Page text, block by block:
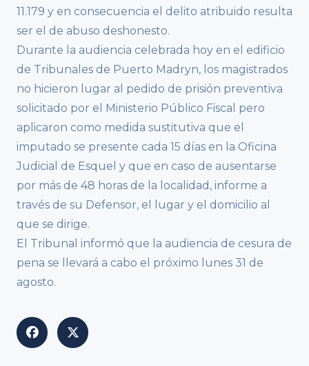
11.179 y en consecuencia el delito atribuido resulta
ser el de abuso deshonesto.
Durante la audiencia celebrada hoy en el edificio
de Tribunales de Puerto Madryn, los magistrados
no hicieron lugar al pedido de prisión preventiva
solicitado por el Ministerio Público Fiscal pero
aplicaron como medida sustitutiva que el
imputado se presente cada 15 días en la Oficina
Judicial de Esquel y que en caso de ausentarse
por más de 48 horas de la localidad, informe a
través de su Defensor, el lugar y el domicilio al
que se dirige.
El Tribunal informó que la audiencia de cesura de
pena se llevará a cabo el próximo lunes 31 de
agosto.